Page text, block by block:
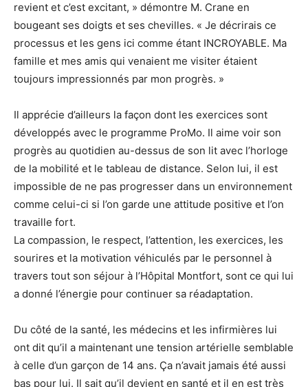
revient et c’est excitant, » démontre M. Crane en
bougeant ses doigts et ses chevilles. « Je décrirais ce
processus et les gens ici comme étant INCROYABLE. Ma
famille et mes amis qui venaient me visiter étaient
toujours impressionnés par mon progrès. »
Il apprécie d’ailleurs la façon dont les exercices sont
développés avec le programme ProMo. Il aime voir son
progrès au quotidien au-dessus de son lit avec l’horloge
de la mobilité et le tableau de distance. Selon lui, il est
impossible de ne pas progresser dans un environnement
comme celui-ci si l’on garde une attitude positive et l’on
travaille fort.
La compassion, le respect, l’attention, les exercices, les
sourires et la motivation véhiculés par le personnel à
travers tout son séjour à l’Hôpital Montfort, sont ce qui lui
a donné l’énergie pour continuer sa réadaptation.
Du côté de la santé, les médecins et les infirmières lui
ont dit qu’il a maintenant une tension artérielle semblable
à celle d’un garçon de 14 ans. Ça n’avait jamais été aussi
bas pour lui. Il sait qu’il devient en santé et il en est très